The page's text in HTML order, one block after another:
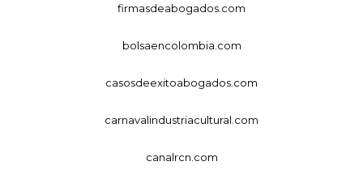
firmasdeabogados.com
bolsaencolombia.com
casosdeexitoabogados.com
carnavalindustriacultural.com
canalrcn.com